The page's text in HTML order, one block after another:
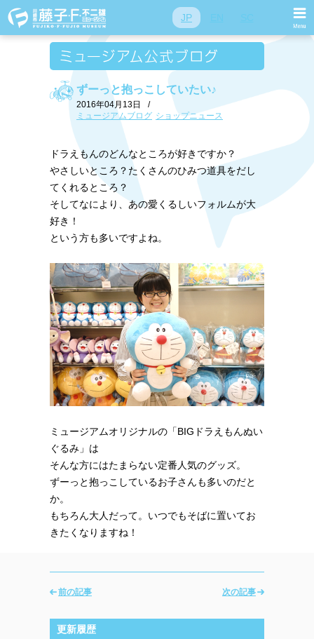
JP
ずーっと抱っこしていたい♪
2016年04月13日
/
ミュージアムブログ ショップニュース
ドラえもんのどんなところが好きですか？
やさしいところ？たくさんのひみつ道具をだし
てくれるところ？
そしてなにより、あの愛くるしいフォルムが大
好き！
という方も多いですよね。
ミュージアムオリジナルの「BIGドラえもんぬい
ぐるみ」は
そんな方にはたまらない定番人気のグッズ。
ずーっと抱っこしているお子さんも多いのだと
か。
もちろん大人だって。いつでもそばに置いてお
きたくなりますね！
次の記事
前の記事
更新履歴